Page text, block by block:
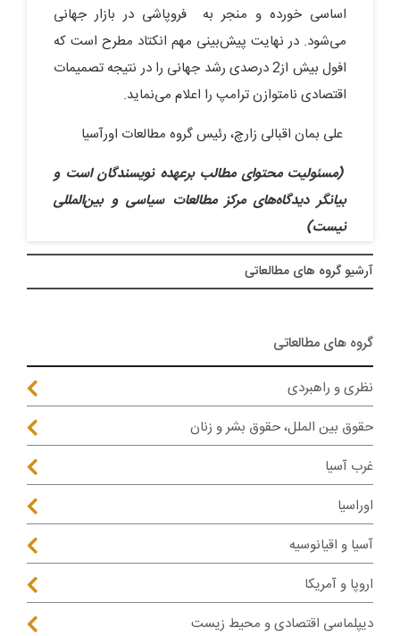
اساسی خورده و منجر به فروپاشی در بازار جهانی
می‌شود. در نهایت پیش‌بینی مهم انکتاد مطرح است که
افول بیش از2 درصدی رشد جهانی را در نتیجه تصمیمات
اقتصادی نامتوازن ترامپ را اعلام می‌نماید.
علی بمان اقبالی زارچ، رئیس گروه مطالعات اورآسیا
(مسئولیت محتوای مطالب برعهده نویسندگان است و
بیانگر دیدگاه‌های مرکز مطالعات سیاسی و بین‌المللی
نیست)
آرشيو گروه های مطالعاتی
گروه های مطالعاتی
نظری و راهبردی
حقوق بین الملل، حقوق بشر و زنان
غرب آسیا
اوراسیا
آسیا و اقیانوسیه
اروپا و آمریکا
دیپلماسی اقتصادی و محیط زیست